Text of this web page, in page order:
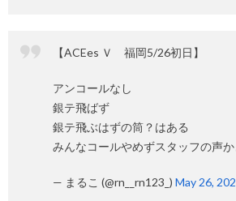
【ACEes Ｖ 福岡5/26初日】
アンコールなし
銀テ飛ばず
銀テ飛ぶはずの筒？はある
みんなコールやめずスタッフの声
— まるこ (@rn__rn123_) May 26,